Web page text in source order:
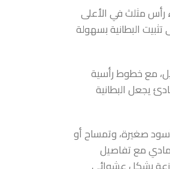
مثلث في الأعلى
البطانية بسهولة
مع خطوط رأسية
يجعل البطانية
صغيرة، وتمساح أو
مع تفاصيل